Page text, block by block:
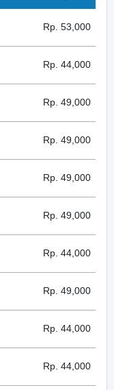
Rp. 53,000
Rp. 44,000
Rp. 49,000
Rp. 49,000
Rp. 49,000
Rp. 49,000
Rp. 44,000
Rp. 49,000
Rp. 44,000
Rp. 44,000